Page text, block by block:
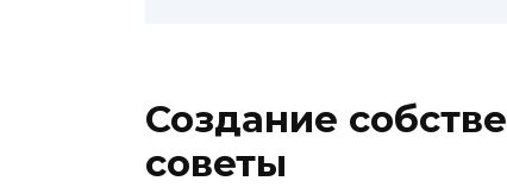
Создание
советы